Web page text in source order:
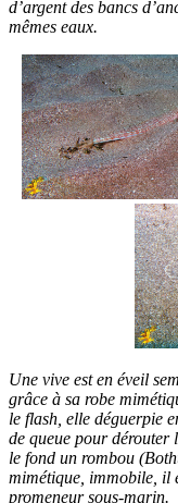
d’argent des bancs
mêmes eaux.
Une vive est en éveil
grâce à sa robe
le flash, elle déguerpie
de queue pour dérouter
le fond un rombou
mimétique, immobile, il
promeneur sous-marin.